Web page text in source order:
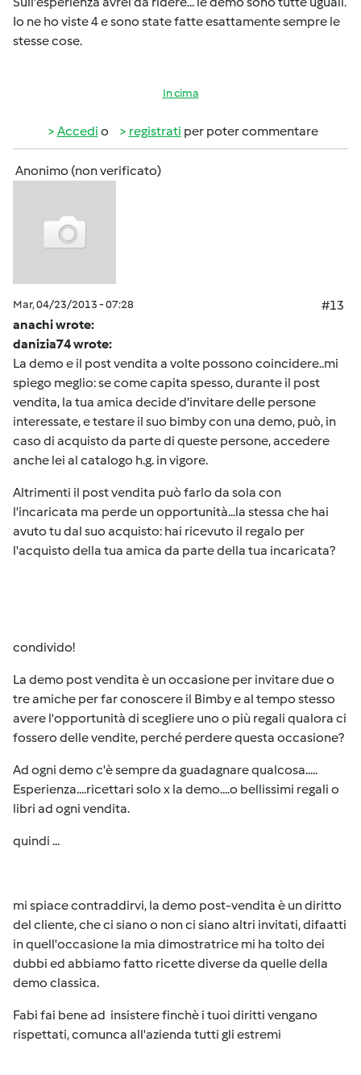
Io ne ho viste 4 e sono state fatte esattamente sempre le
stesse cose.
In cima
Accedi o registrati per poter commentare
Anonimo (non verificato)
Mar, 04/23/2013 - 07:28
#13
anachi wrote:
danizia74 wrote:
La demo e il post vendita a volte possono coincidere..mi
spiego meglio: se come capita spesso, durante il post
vendita, la tua amica decide d'invitare delle persone
interessate, e testare il suo bimby con una demo, può, in
caso di acquisto da parte di queste persone, accedere
anche lei al catalogo h.g. in vigore.
Altrimenti il post vendita può farlo da sola con
l'incaricata ma perde un opportunità...la stessa che hai
avuto tu dal suo acquisto: hai ricevuto il regalo per
l'acquisto della tua amica da parte della tua incaricata?
condivido!
La demo post vendita è un occasione per invitare due o
tre amiche per far conoscere il Bimby e al tempo stesso
avere l'opportunità di scegliere uno o più regali qualora ci
fossero delle vendite, perché perdere questa occasione?
Ad ogni demo c'è sempre da guadagnare qualcosa.....
Esperienza....ricettari solo x la demo....o bellissimi regali o
libri ad ogni vendita.
quindi ...
mi spiace contraddirvi, la demo post-vendita è un diritto
del cliente, che ci siano o non ci siano altri invitati, difaatti
in quell'occasione la mia dimostratrice mi ha tolto dei
dubbi ed abbiamo fatto ricette diverse da quelle della
demo classica.
Fabi fai bene ad insistere finchè i tuoi diritti vengano
rispettati, comunca all'azienda tutti gli estremi